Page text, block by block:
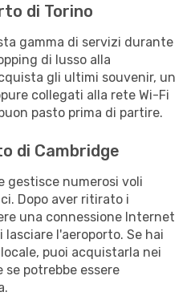
di Torino
gamma di servizi durante
di lusso alla
gli ultimi souvenir, un
collegati alla rete Wi-Fi
pasto prima di partire.
di Cambridge
gestisce numerosi voli
Dopo aver ritirato i
una connessione Internet
l'aeroporto. Se hai
puoi acquistarla nei
potrebbe essere